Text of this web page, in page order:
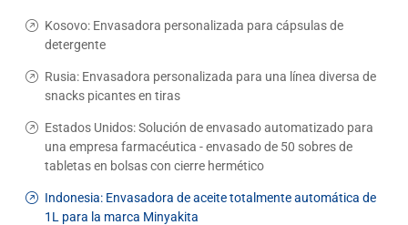
Kosovo: Envasadora personalizada para cápsulas de
detergente
Rusia: Envasadora personalizada para una línea diversa de
snacks picantes en tiras
Estados Unidos: Solución de envasado automatizado para
una empresa farmacéutica - envasado de 50 sobres de
tabletas en bolsas con cierre hermético
Indonesia: Envasadora de aceite totalmente automática de
1L para la marca Minyakita